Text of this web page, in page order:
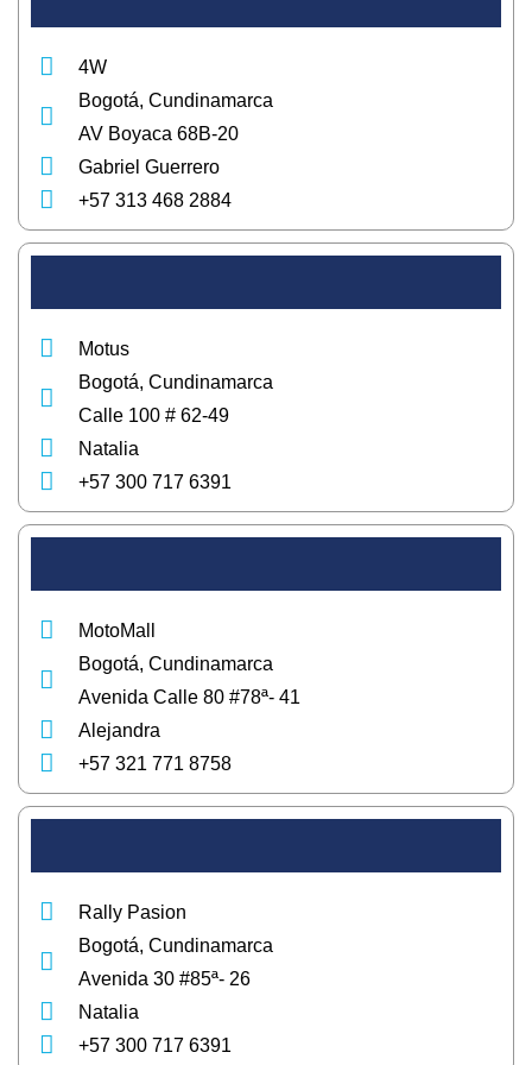
4W
Bogotá, Cundinamarca
AV Boyaca 68B-20
Gabriel Guerrero
+57 313 468 2884
Motus
Bogotá, Cundinamarca
Calle 100 # 62-49
Natalia
+57 300 717 6391
MotoMall
Bogotá, Cundinamarca
Avenida Calle 80 #78ª- 41
Alejandra
+57 321 771 8758
Rally Pasion
Bogotá, Cundinamarca
Avenida 30 #85ª- 26
Natalia
+57 300 717 6391